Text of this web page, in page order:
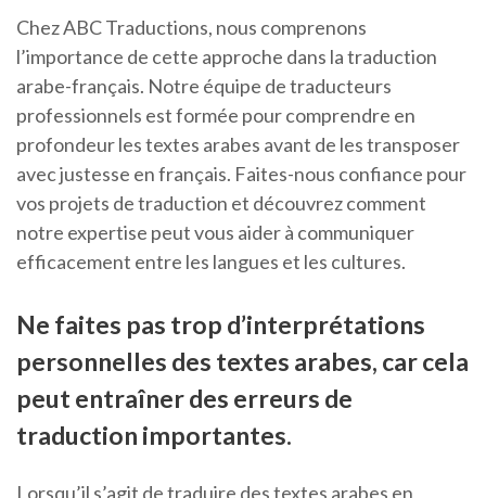
Chez ABC Traductions, nous comprenons
l’importance de cette approche dans la traduction
arabe-français. Notre équipe de traducteurs
professionnels est formée pour comprendre en
profondeur les textes arabes avant de les transposer
avec justesse en français. Faites-nous confiance pour
vos projets de traduction et découvrez comment
notre expertise peut vous aider à communiquer
efficacement entre les langues et les cultures.
Ne faites pas trop d’interprétations
personnelles des textes arabes, car cela
peut entraîner des erreurs de
traduction importantes.
Lorsqu’il s’agit de traduire des textes arabes en